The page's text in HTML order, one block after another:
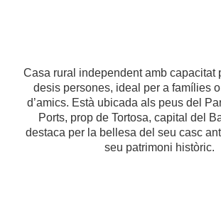
Casa rural independent amb capacitat
desis persones, ideal per a famílies
d’amics. Està ubicada als peus del
Ports, prop de Tortosa, capital del
destaca per la bellesa del seu casc
seu patrimoni històric.